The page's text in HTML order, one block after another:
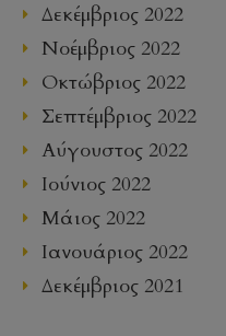
Δεκέμβριος 2022
Νοέμβριος 2022
Οκτώβριος 2022
Σεπτέμβριος 2022
Αύγουστος 2022
Ιούνιος 2022
Μάιος 2022
Ιανουάριος 2022
Δεκέμβριος 2021